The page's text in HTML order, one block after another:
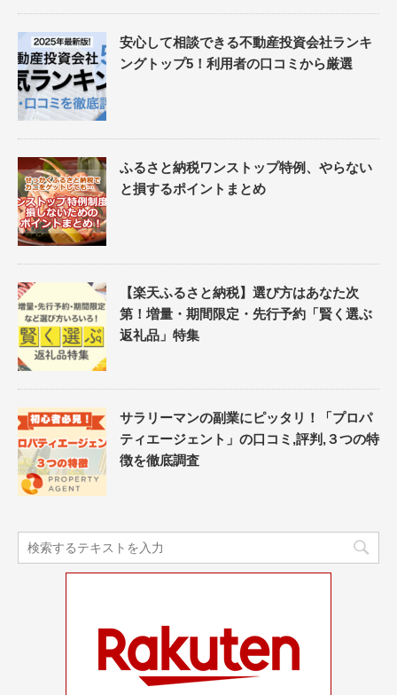
安心して相談できる不動産投資会社ランキ
ングトップ5！利用者の口コミから厳選
ふるさと納税ワンストップ特例、やらない
と損するポイントまとめ
【楽天ふるさと納税】選び方はあなた次
第！増量・期間限定・先行予約「賢く選ぶ
返礼品」特集
サラリーマンの副業にピッタリ！「プロパ
ティエージェント」の口コミ,評判,３つの特
徴を徹底調査